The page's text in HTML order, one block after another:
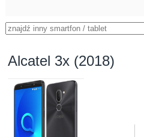
Alcatel 3x (2018)